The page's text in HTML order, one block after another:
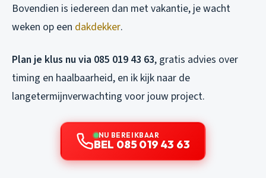
Bovendien is iedereen dan met vakantie, je wacht
weken op een dakdekker.
Plan je klus nu via 085 019 43 63, gratis advies over
timing en haalbaarheid, en ik kijk naar de
langetermijnverwachting voor jouw project.
NU BEREIKBAAR
BEL 085 019 43 63